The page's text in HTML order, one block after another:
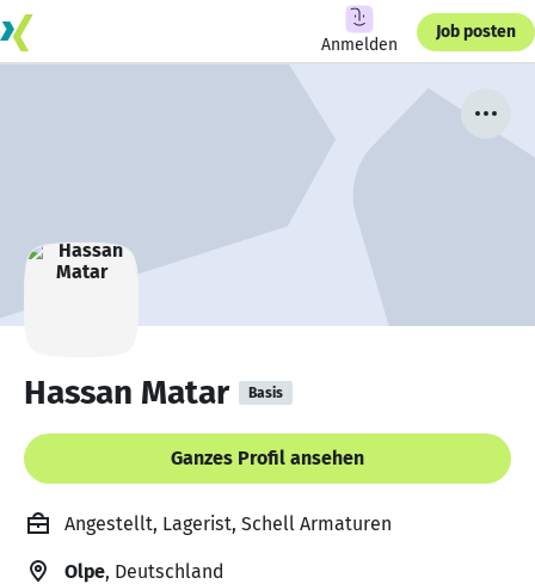
Anmelden
Job posten
Hassan Matar Basis
Ganzes Profil ansehen
Angestellt, Lagerist, Schell Armaturen
Olpe, Deutschland